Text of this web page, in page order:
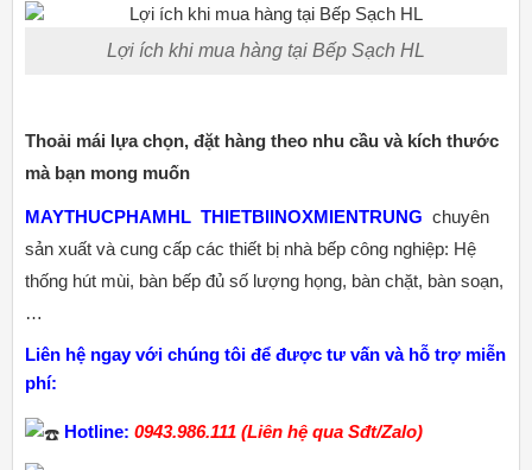
Lợi ích khi mua hàng tại Bếp Sạch HL
Thoải mái lựa chọn, đặt hàng theo nhu cầu và kích thước
mà bạn mong muốn
MAYTHUCPHAMHL THIETBIINOXMIENTRUNG chuyên
sản xuất và cung cấp các thiết bị nhà bếp công nghiệp: Hệ
thống hút mùi, bàn bếp đủ số lượng họng, bàn chặt, bàn soạn,
…
Liên hệ ngay với chúng tôi để được tư vấn và hỗ trợ miễn
phí:
Hotline: 0943.986.111 (Liên hệ qua Sđt/Zalo)